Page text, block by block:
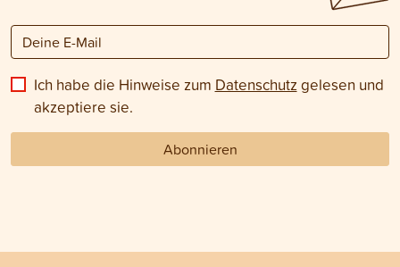
Ich habe die Hinweise zum Datenschutz gelesen und
akzeptiere sie.
Abonnieren